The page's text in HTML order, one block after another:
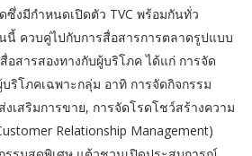
ซึ่งมีกำหนดเปิดตัว TVC พร้อมกันทั่ว
นี้ ควบคู่ไปกับการสื่อสารการตลาดรูปแบบ
อสารสองทางกับผู้บริโภค ได้แก่ การจัด
ริโภคเฉพาะกลุ่ม อาทิ การจัดกิจกรรม
เสริมการขาย, การจัดโรดโชว์สร้างความ
Relationship Management)